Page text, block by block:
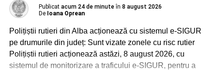
Publicat acum 24 de minute în 8 august 2026
De Ioana Oprean
Polițiștii rutieri din Alba acționează cu sistemul e-SIGUR
pe drumurile din județ: Sunt vizate zonele cu risc rutier
Polițiștii rutieri acționează astăzi, 8 august 2026, cu
sistemul de monitorizare a traficului e-SIGUR, pentru a